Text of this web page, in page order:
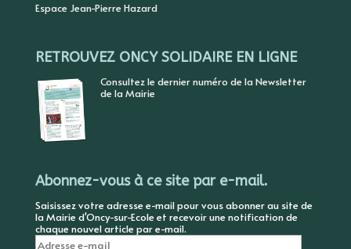
Espace Jean-Pierre Hazard
RETROUVEZ ONCY SOLIDAIRE EN LIGNE
Consultez le dernier numéro de la Newsletter
de la Mairie
Abonnez-vous à ce site par e-mail.
Saisissez votre adresse e-mail pour vous abonner au site de
la Mairie d'Oncy-sur-Ecole et recevoir une notification de
chaque nouvel article par e-mail.
Adresse